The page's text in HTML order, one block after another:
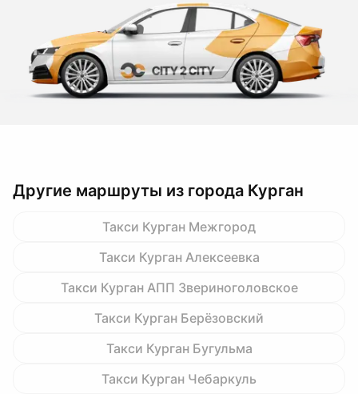
Другие маршруты из города Курган
Такси Курган Межгород
Такси Курган Алексеевка
Такси Курган АПП Звериноголовское
Такси Курган Берёзовский
Такси Курган Бугульма
Такси Курган Чебаркуль